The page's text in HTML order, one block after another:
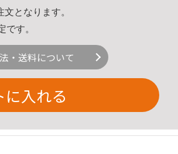
となります。
です。
・送料について
に入れる